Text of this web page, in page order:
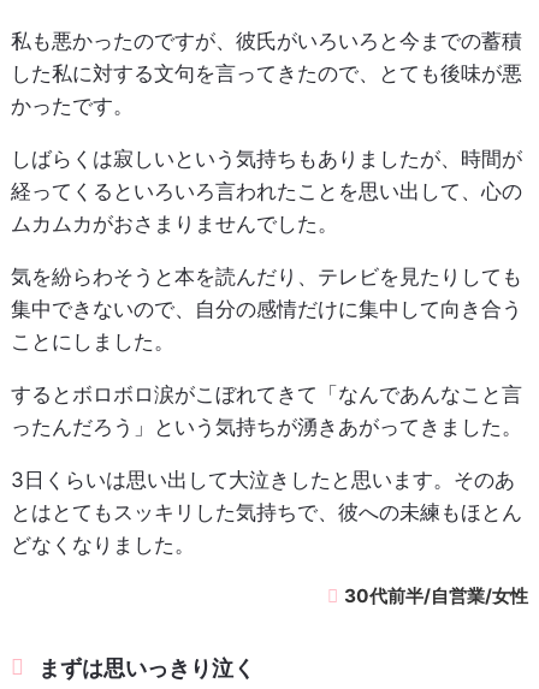
私も悪かったのですが、彼氏がいろいろと今までの蓄積
した私に対する文句を言ってきたので、とても後味が悪
かったです。
しばらくは寂しいという気持ちもありましたが、時間が
経ってくるといろいろ言われたことを思い出して、心の
ムカムカがおさまりませんでした。
気を紛らわそうと本を読んだり、テレビを見たりしても
集中できないので、自分の感情だけに集中して向き合う
ことにしました。
するとボロボロ涙がこぼれてきて「なんであんなこと言
ったんだろう」という気持ちが湧きあがってきました。
3日くらいは思い出して大泣きしたと思います。そのあ
とはとてもスッキリした気持ちで、彼への未練もほとん
どなくなりました。
30代前半/自営業/女性
まずは思いっきり泣く